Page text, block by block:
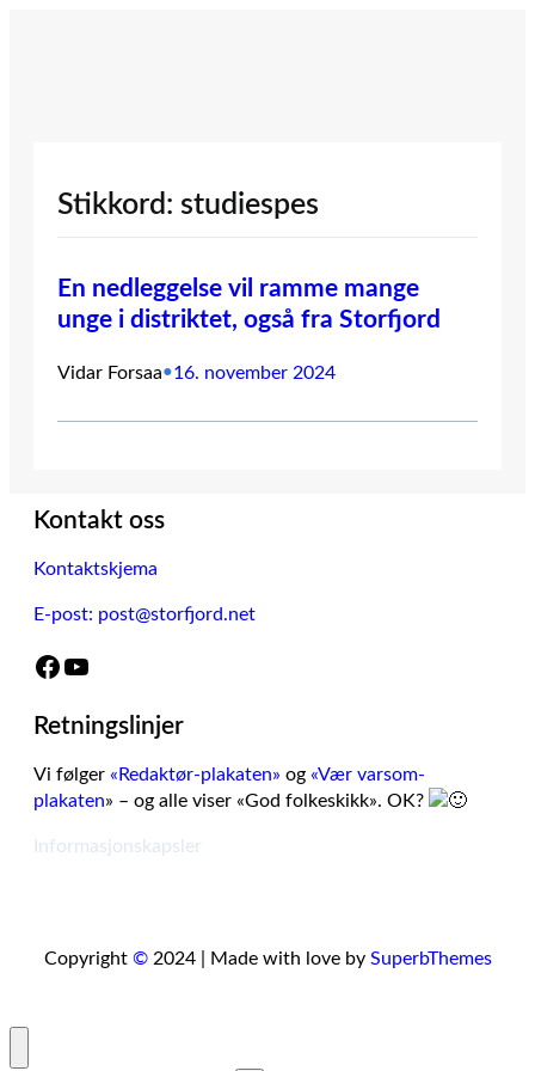
Stikkord: studiespes
En nedleggelse vil ramme mange
unge i distriktet, også fra Storfjord
Vidar Forsaa•16. november 2024
Kontakt oss
Kontaktskjema
E-post: post@storfjord.net
Facebook YouTube
Retningslinjer
Vi følger «Redaktør-plakaten» og «Vær varsom-
plakaten» – og alle viser «God folkeskikk». OK?
Informasjonskapsler
Copyright ©2024 | Made with love by SuperbThemes